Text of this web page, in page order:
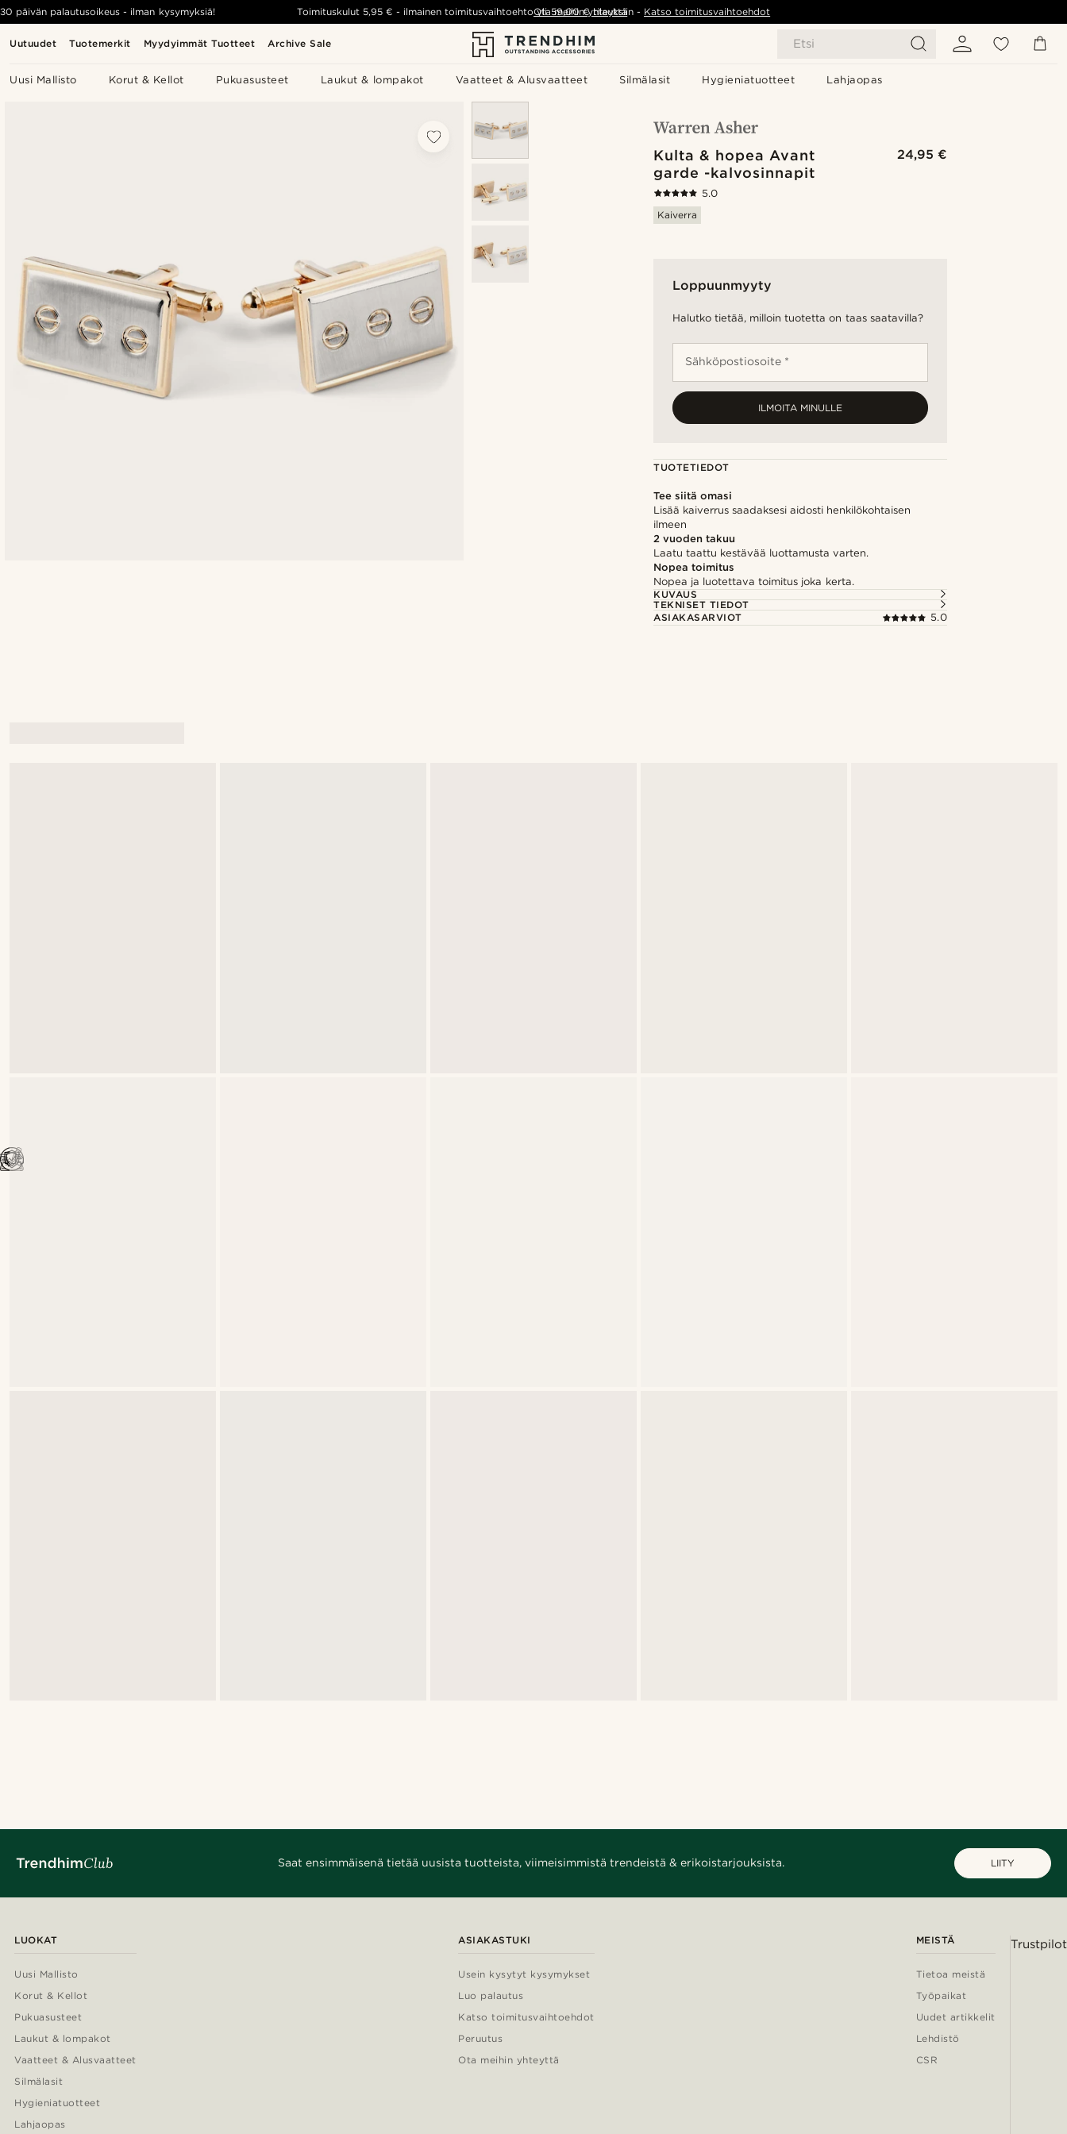
Uutuudet Tuotemerkit Myydyimmät Tuotteet Archive Sale Etsi
Uusi Mallisto Korut & Kellot Pukuasusteet Laukut & lompakot Vaatteet & Alusvaatteet Silmälasit Hygieniatuotteet Lahjaopas
30 päivän palautusoikeus - ilman kysymyksiä! Toimituskulut 5,95 € - ilmainen toimitusvaihtoehto yli 59,00 €tilauksiin - Katso toimitusvaihtoehdot
Ota meihin yhteyttä
Kulta & hopea Avant
garde -kalvosinnapit
24,95 €
5.0
Kaiverra
Loppuunmyyty
Halutko tietää, milloin tuotetta on taas saatavilla?
Sähköpostiosoite *
ILMOITA MINULLE
TUOTETIEDOT
Tee siitä omasi
Lisää kaiverrus saadaksesi aidosti henkilökohtaisen
ilmeen
2 vuoden takuu
Laatu taattu kestävää luottamusta varten.
Nopea toimitus
Nopea ja luotettava toimitus joka kerta.
KUVAUS
TEKNISET TIEDOT
ASIAKASARVIOT
5.0
Saat ensimmäisenä tietää uusista tuotteista, viimeisimmistä trendeistä & erikoistarjouksista. LIITY
LUOKAT
Uusi Mallisto
Korut & Kellot
Pukuasusteet
Laukut & lompakot
Vaatteet & Alusvaatteet
Silmälasit
Hygieniatuotteet
Lahjaopas
ASIAKASTUKI
Usein kysytyt kysymykset
Luo palautus
Katso toimitusvaihtoehdot
Peruutus
Ota meihin yhteyttä
MEISTÄ
Tietoa meistä
Työpaikat
Uudet artikkelit
Lehdistö
CSR
Trustpilot